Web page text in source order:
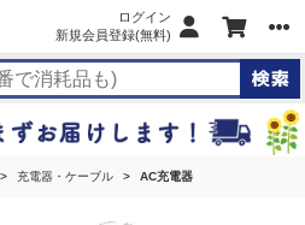
ログイン
新規会員登録(無料)
充電器・ケーブル AC充電器